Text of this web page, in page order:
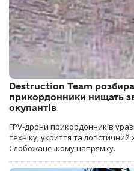
Destruction Team
прикордонники нищать
окупантів
FPV-дрони прикордонників
техніку, укриття та
Слобожанському напрямку.